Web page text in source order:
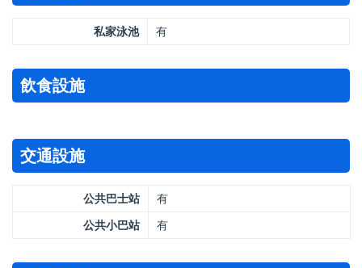
私家泳池 有
飲食設施
交通設施
公共巴士站
有
公共小巴站
有